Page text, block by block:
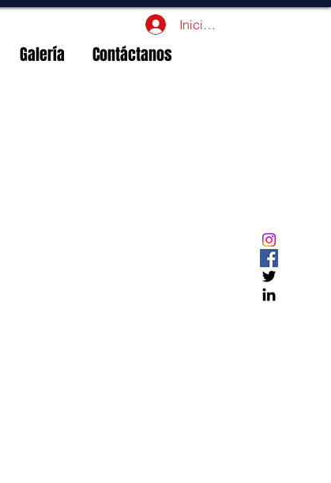
Galería Contáctanos
Iniciar sesión